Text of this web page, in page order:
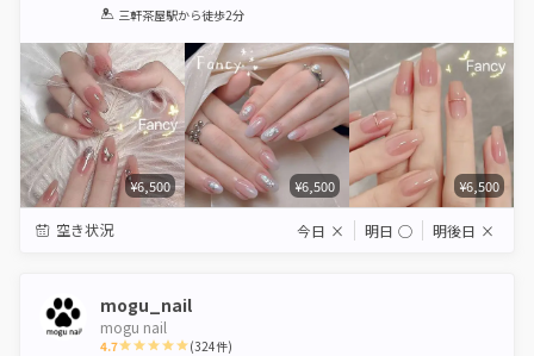
1 2 3 4 5
三軒茶屋駅から徒歩2分
¥6,500 ¥6,500 ¥6,500
空き状況 今日 × 明日 ◯ 明後日 ×
mogu_nail
mogu nail
4.7 (324件)